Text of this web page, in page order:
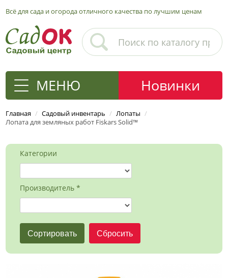
Всё для сада и огорода отличного качества по лучшим ценам
МЕНЮ Новинки
Главная / Садовый инвентарь / Лопаты /
Лопата для земляных работ Fiskars Solid™
Категории
Производитель *